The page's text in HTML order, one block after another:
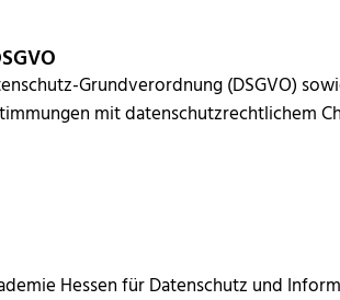
Grundverordnung (DSGVO)
mit datenschutzrechtlichem
Hessen für Datenschutz und